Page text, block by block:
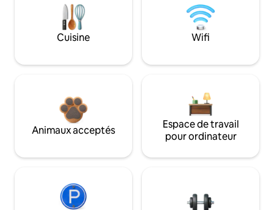
Cuisine Wifi
Animaux acceptés
Espace de travail
pour ordinateur